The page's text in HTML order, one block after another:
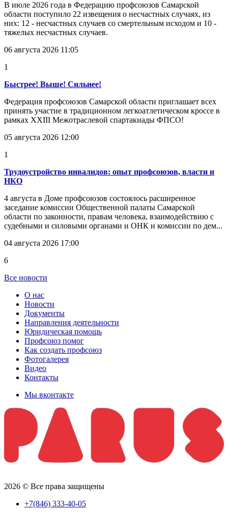
В июле 2026 года в Федерацию профсоюзов Самарской
области поступило 22 извещения о несчастных случаях, из
них: 12 - несчастных случаев со смертельным исходом и 10 -
тяжелых несчастных случаев.
06 августа 2026 11:05
1
Быстрее! Выше! Сильнее!
Федерация профсоюзов Самарской области приглашает всех
принять участие в традиционном легкоатлетическом кроссе в
рамках XXIII Межотраслевой спартакиады ФПСО!
05 августа 2026 12:00
1
Трудоустройство инвалидов: опыт профсоюзов, власти и
НКО
4 августа в Доме профсоюзов состоялось расширенное
заседание комиссии Общественной палаты Самарской
области по законности, правам человека, взаимодействию с
судебными и силовыми органами и ОНК и комиссии по дем...
04 августа 2026 17:00
6
Все новости
О нас
Новости
Документы
Направления деятельности
Юридическая помощь
Профсоюз помог
Как создать профсоюз
Фотогалерея
Видео
Контакты
Мы вконтакте
2026 © Все права защищены
+7(846) 333-40-05